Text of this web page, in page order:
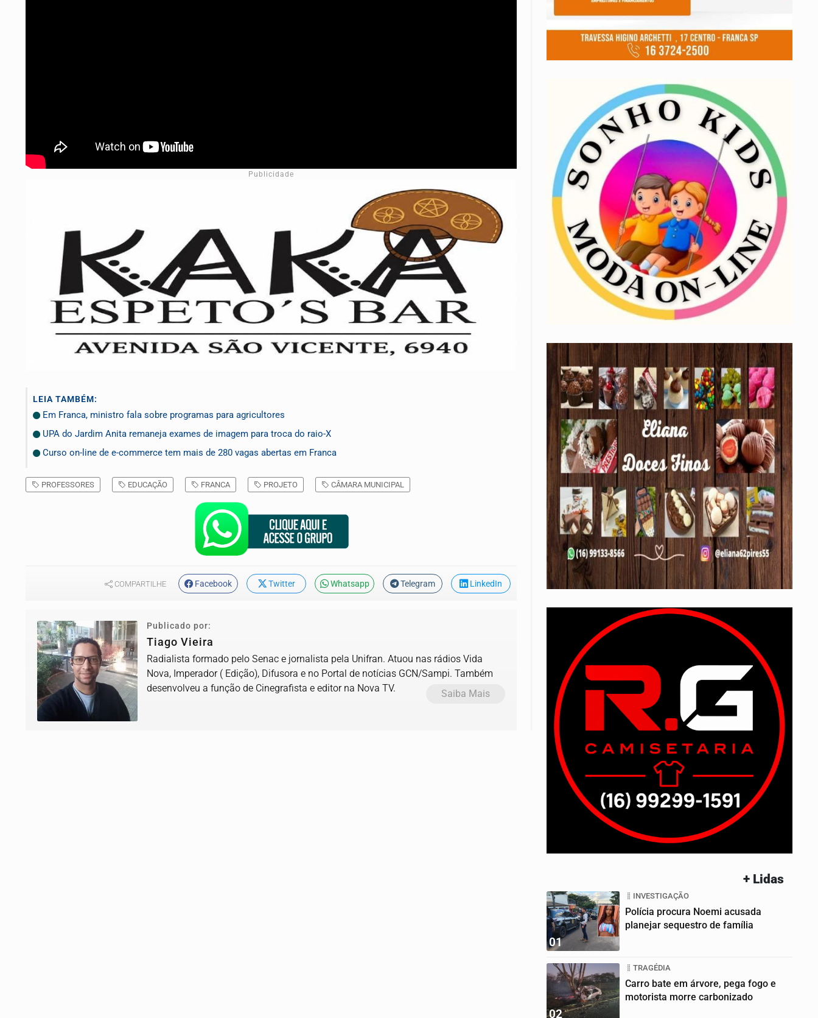
Publicidade
LEIA TAMBÉM:
Em Franca, ministro fala sobre programas para agricultores
UPA do Jardim Anita remaneja exames de imagem para troca do raio-X
Curso on-line de e-commerce tem mais de 280 vagas abertas em Franca
PROFESSORES EDUCAÇÃO FRANCA PROJETO CÂMARA MUNICIPAL
COMPARTILHE Facebook Twitter Whatsapp Telegram LinkedIn
Publicado por:
Tiago Vieira
Radialista formado pelo Senac e jornalista pela Unifran. Atuou nas rádios Vida
Nova, Imperador ( Edição), Difusora e no Portal de notícias GCN/Sampi. Também
desenvolveu a função de Cinegrafista e editor na Nova TV.
Saiba Mais
+ Lidas
01
INVESTIGAÇÃO
Polícia procura Noemi acusada
planejar sequestro de família
02
TRAGÉDIA
Carro bate em árvore, pega fogo e
motorista morre carbonizado